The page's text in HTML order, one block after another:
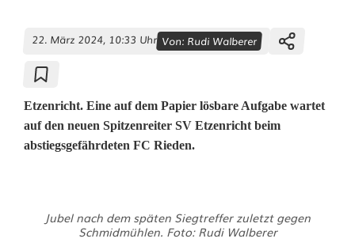
22. März 2024, 10:33 Uhr Von: Rudi Walberer
Etzenricht. Eine auf dem Papier lösbare Aufgabe wartet
auf den neuen Spitzenreiter SV Etzenricht beim
abstiegsgefährdeten FC Rieden.
Jubel nach dem späten Siegtreffer zuletzt gegen
Schmidmühlen. Foto: Rudi Walberer